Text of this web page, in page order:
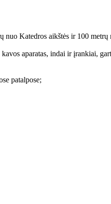
Katedros aikštės ir 100
aparatas, indai ir įrankiai,
patalpose;